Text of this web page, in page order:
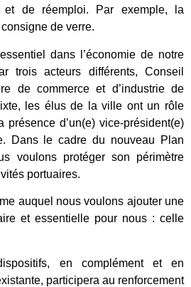
et de réemploi. Par exemple, la
de verre.
dans l’économie de notre
trois acteurs différents, Conseil
de commerce et d’industrie de
les élus de la ville ont un rôle
d’un(e) vice-président(e)
Dans le cadre du nouveau Plan
voulons protéger son périmètre
portuaires.
auquel nous voulons ajouter une
et essentielle pour nous : celle
en complément et en
participera au renforcement